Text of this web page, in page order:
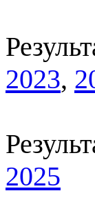
2023,
2025